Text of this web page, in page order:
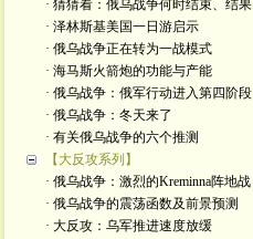
· 猜猜看：俄乌战争何时结束、结果
· 泽林斯基美国一日游启示
· 俄乌战争正在转为一战模式
· 海马斯火箭炮的功能与产能
· 俄乌战争：俄军行动进入第四阶段
· 俄乌战争：冬天来了
· 有关俄乌战争的六个推测
【大反攻系列】
· 俄乌战争：激烈的Kreminna阵地战
· 俄乌战争的震荡函数及前景预测
· 大反攻：乌军推进速度放缓